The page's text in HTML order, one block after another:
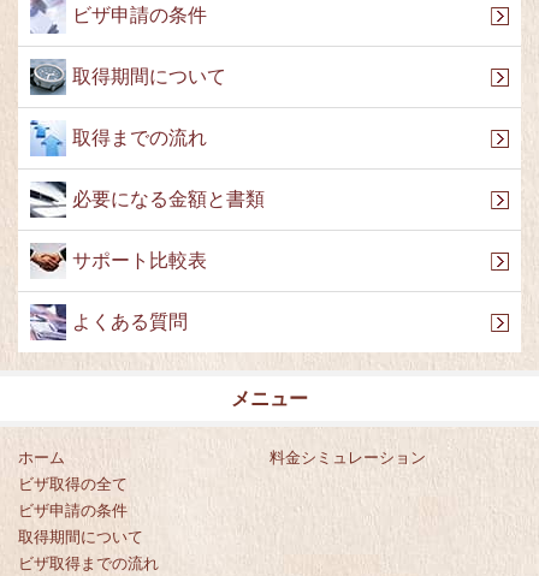
ビザ申請の条件
取得期間について
取得までの流れ
必要になる金額と書類
サポート比較表
よくある質問
メニュー
ホーム
ビザ取得の全て
ビザ申請の条件
取得期間について
ビザ取得までの流れ
料金シミュレーション